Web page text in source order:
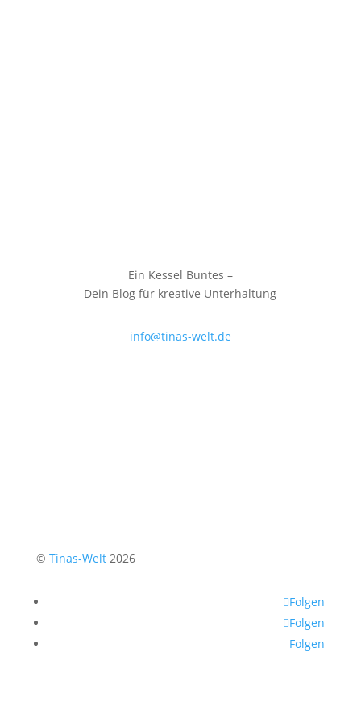
Ein Kessel Buntes –
Dein Blog für kreative Unterhaltung
info@tinas-welt.de
© Tinas-Welt2026
Folgen
Folgen
Folgen